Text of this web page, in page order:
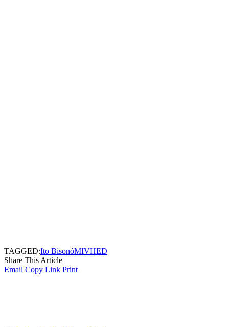
TAGGED:Ito BisonóMIVHED
Share This Article
Email Copy Link Print